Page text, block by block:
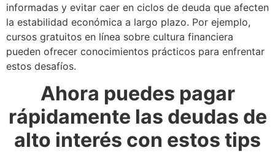
informadas y evitar caer en ciclos de deuda que afecten
la estabilidad económica a largo plazo. Por ejemplo,
cursos gratuitos en línea sobre cultura financiera
pueden ofrecer conocimientos prácticos para enfrentar
estos desafíos.
Ahora puedes pagar
rápidamente las deudas de
alto interés con estos tips